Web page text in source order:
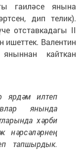
гаиләсе янына
дип телик).
отставкадагы II
ишеттек. Валентин
кайткан
ярдәм илтеп
янында
хәрби
нәрсәләрнең
тапшырдык.